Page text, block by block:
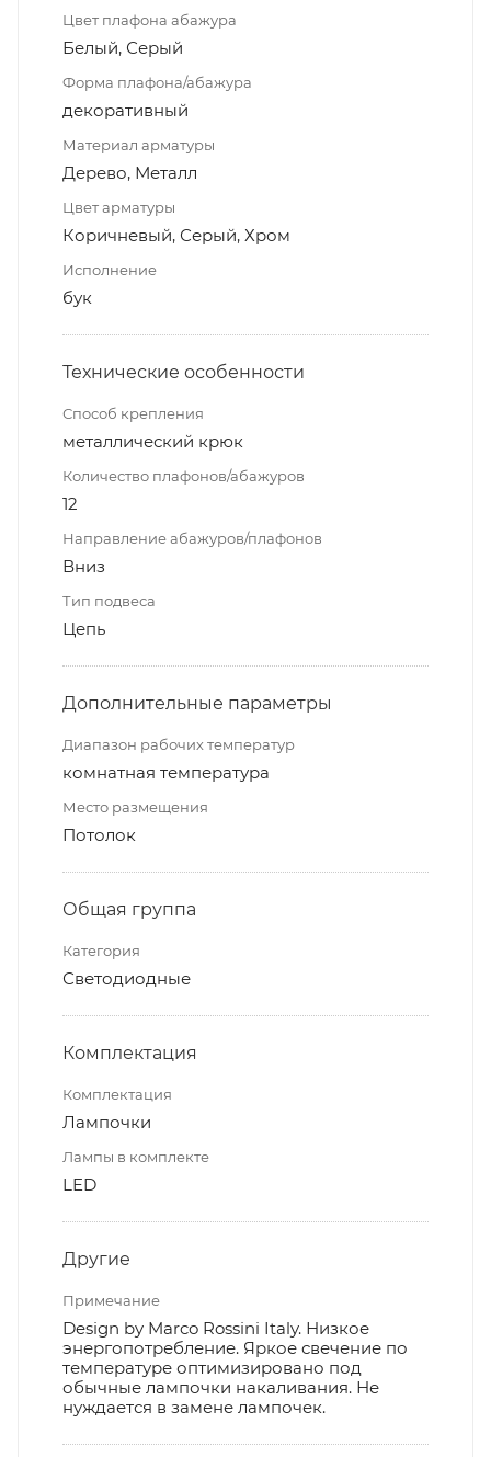
Цвет плафона абажура
Белый, Серый
Форма плафона/абажура
декоративный
Материал арматуры
Дерево, Металл
Цвет арматуры
Коричневый, Серый, Хром
Исполнение
бук
Технические особенности
Способ крепления
металлический крюк
Количество плафонов/абажуров
12
Направление абажуров/плафонов
Вниз
Тип подвеса
Цепь
Дополнительные параметры
Диапазон рабочих температур
комнатная температура
Место размещения
Потолок
Общая группа
Категория
Светодиодные
Комплектация
Комплектация
Лампочки
Лампы в комплекте
LED
Другие
Примечание
Design by Marco Rossini Italy. Низкое
энергопотребление. Яркое свечение по
температуре оптимизировано под
обычные лампочки накаливания. Не
нуждается в замене лампочек.